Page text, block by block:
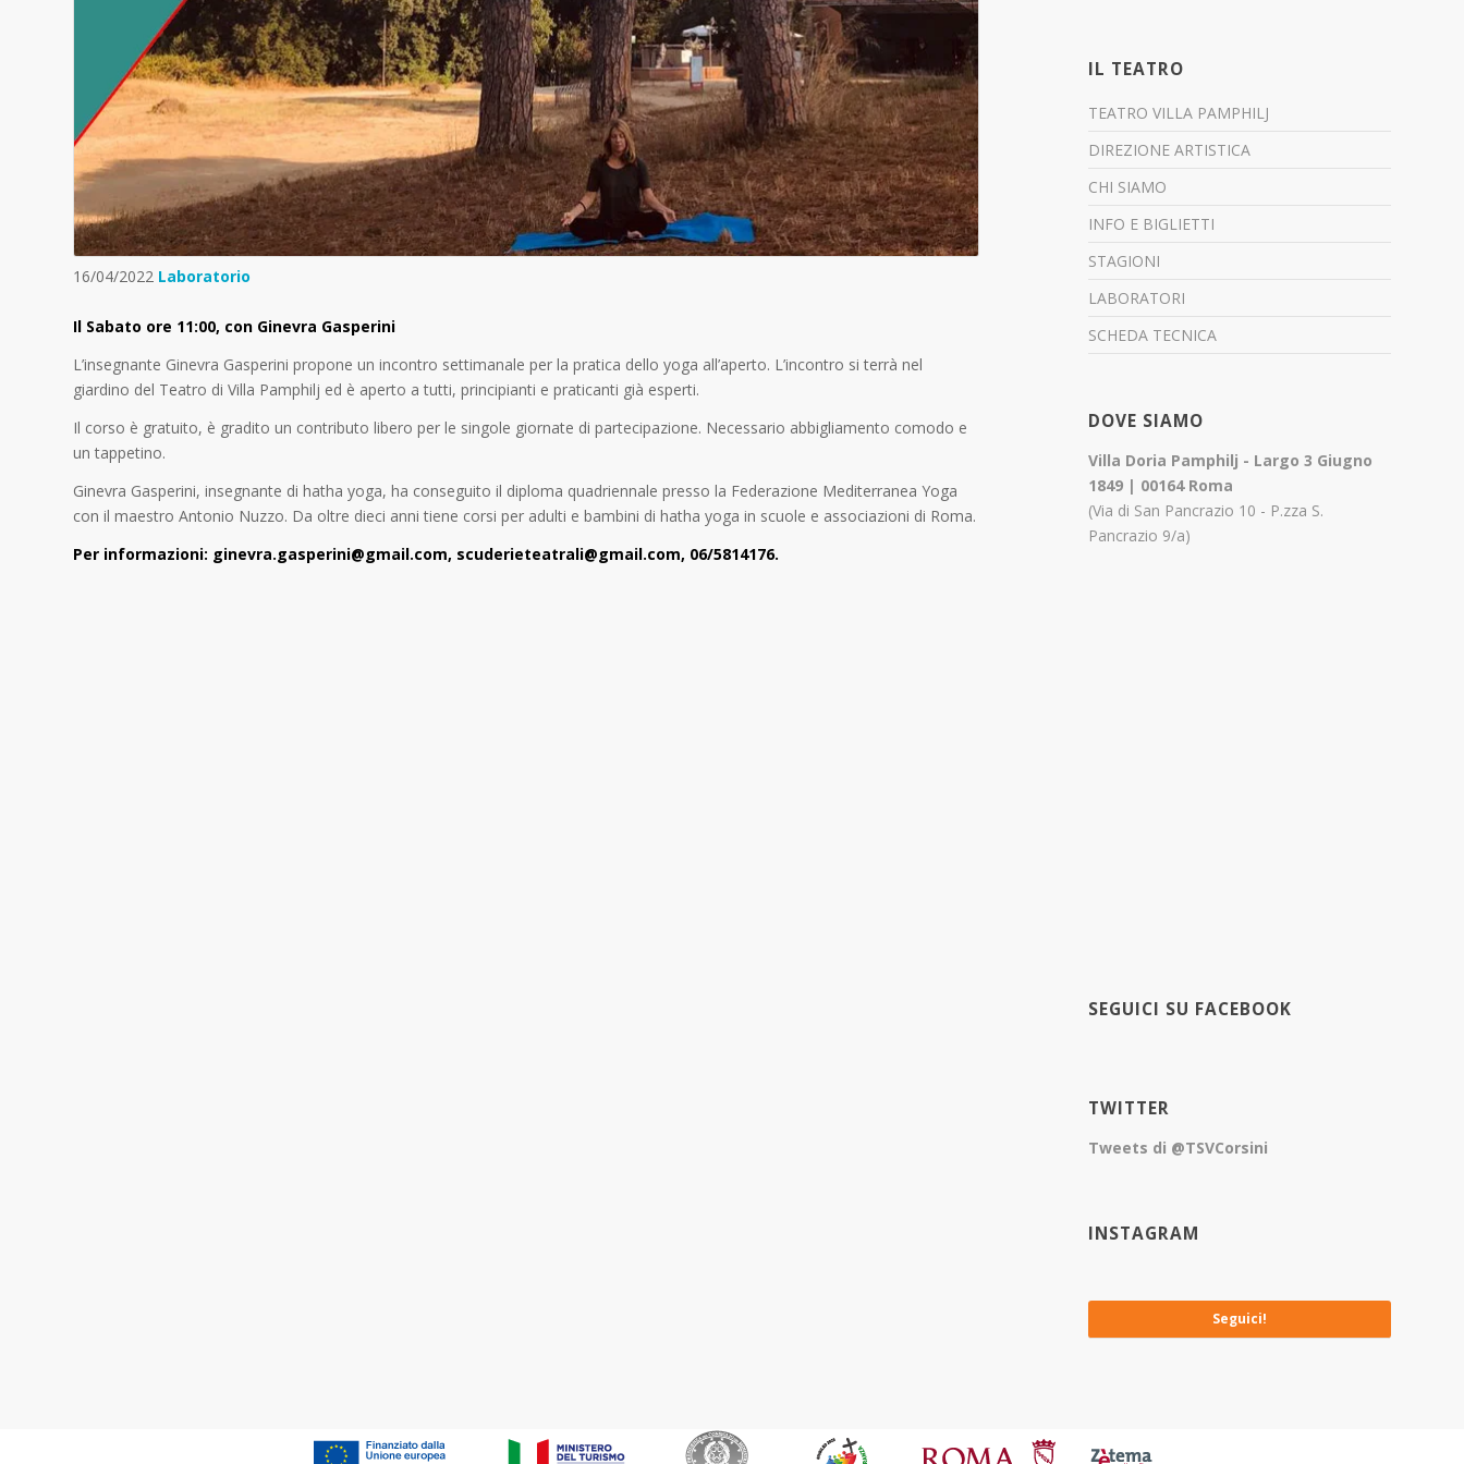
16/04/2022 Laboratorio
Il Sabato ore 11:00, con Ginevra Gasperini
L’insegnante Ginevra Gasperini propone un incontro settimanale per la pratica dello yoga all’aperto. L’incontro si terrà nel
giardino del Teatro di Villa Pamphilj ed è aperto a tutti, principianti e praticanti già esperti.
Il corso è gratuito, è gradito un contributo libero per le singole giornate di partecipazione. Necessario abbigliamento comodo e
un tappetino.
Ginevra Gasperini, insegnante di hatha yoga, ha conseguito il diploma quadriennale presso la Federazione Mediterranea Yoga
con il maestro Antonio Nuzzo. Da oltre dieci anni tiene corsi per adulti e bambini di hatha yoga in scuole e associazioni di Roma.
Per informazioni: ginevra.gasperini@gmail.com, scuderieteatrali@gmail.com, 06/5814176.
IL TEATRO
TEATRO VILLA PAMPHILJ
DIREZIONE ARTISTICA
CHI SIAMO
INFO E BIGLIETTI
STAGIONI
LABORATORI
SCHEDA TECNICA
DOVE SIAMO
Villa Doria Pamphilj - Largo 3 Giugno
1849 | 00164 Roma
(Via di San Pancrazio 10 - P.zza S.
Pancrazio 9/a)
SEGUICI SU FACEBOOK
TWITTER
Tweets di @TSVCorsini
INSTAGRAM
Seguici!